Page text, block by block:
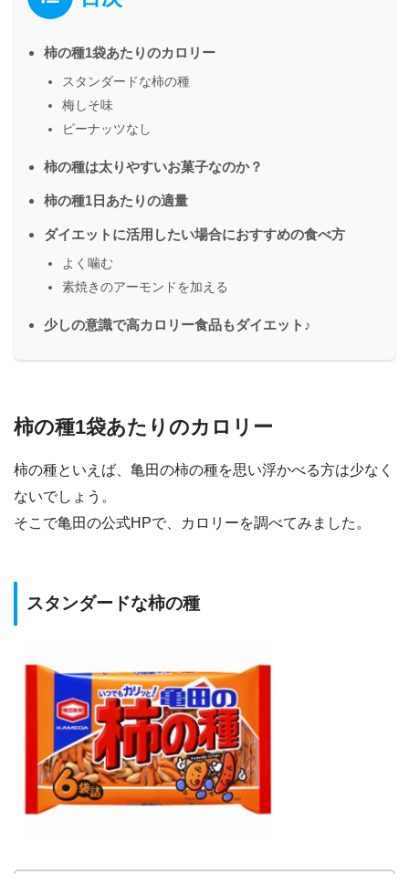
柿の種1袋あたりのカロリー
スタンダードな柿の種
梅しそ味
ピーナッツなし
柿の種は太りやすいお菓子なのか？
柿の種1日あたりの適量
ダイエットに活用したい場合におすすめの食べ方
よく噛む
素焼きのアーモンドを加える
少しの意識で高カロリー食品もダイエット♪
柿の種1袋あたりのカロリー
柿の種といえば、亀田の柿の種を思い浮かべる方は少なく
ないでしょう。
そこで亀田の公式HPで、カロリーを調べてみました。
スタンダードな柿の種